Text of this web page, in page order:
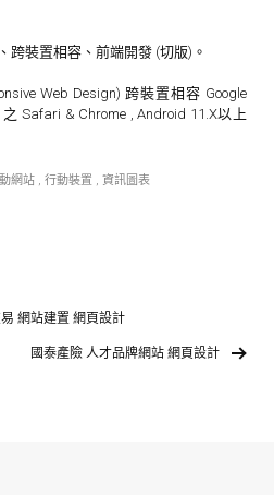
跨裝置相容、前端開發 (切版)。
Web Design) 跨裝置相容 Google
之 Safari & Chrome , Android 11.X以上
網站 , 行動裝置 , 資訊圖表
網站建置 網頁設計
國泰產險 人才品牌網站 網頁設計